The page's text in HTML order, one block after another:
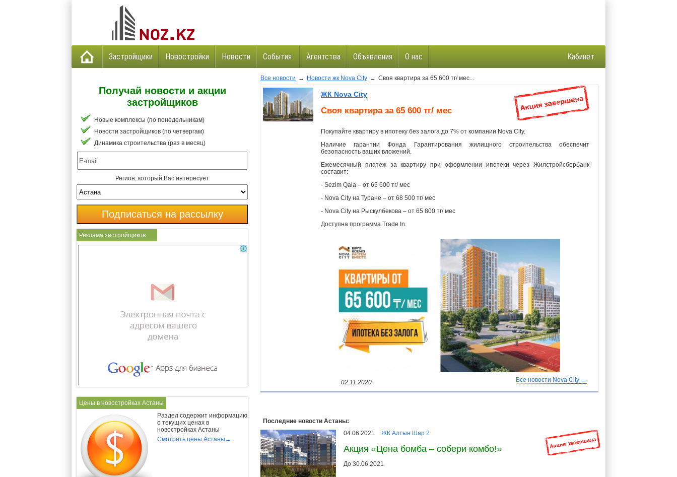
Застройщики Новостройки Новости События Агентства Объявления О нас Кабинет
Все новости → Новости жк Nova Сity → Своя квартира за 65 600 тг/ мес...
ЖК Nova Сity
Своя квартира за 65 600 тг/ мес
Покупайте квартиру в ипотеку без залога до 7% от компании Nova City.
Наличие гарантии Фонда Гарантирования жилищного строительства обеспечит
безопасность ваших вложений.
Ежемесячный платеж за квартиру при оформлении ипотеки через Жилстройсбербанк
составит:
- Sezim Qala – от 65 600 тг/ мес
- Nova City на Туране – от 68 500 тг/ мес
- Nova City на Рыскулбекова – от 65 800 тг/ мес
Доступна программа Trade In.
02.11.2020 Все новости Nova Сity →
Последние новости Астаны:
04.06.2021
ЖК Алтын Шар 2
Акция «Цена бомба – собери комбо!»
До 30.06.2021
Получай новости и акции
застройщиков
Новые комплексы (по понедельникам)
Новости застройщиков (по четвергам)
Динамика строительства (раз в месяц)
Регион, который Вас интересует
Реклама застройщиков
Цены в новостройках Астаны
Раздел содержит информацию
о текущих ценах в
новостройках Астаны
Смотреть цены Астаны→